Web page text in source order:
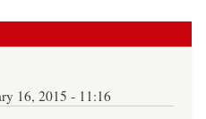
16, 2015 - 11:16